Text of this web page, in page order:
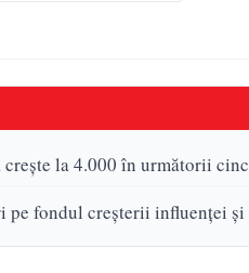
la 4.000 în următorii
fondul creșterii influenței